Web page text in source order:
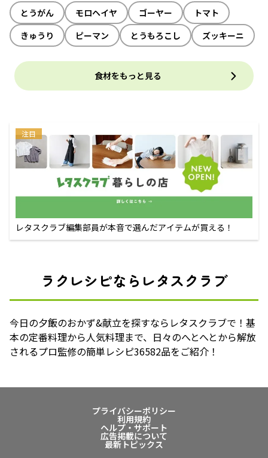
とうがん モロヘイヤ ゴーヤー
トマト
きゅうり
ピーマン とうもろこし ズッキーニ
食材をもっと見る
注目
レタスクラブ編集部員が本音で選んだアイテムが買える！
ラクレシピならレタスクラブ
今日の夕飯のおかず&献立を探すならレタスクラブで！基
本の定番料理から人気料理まで、日々のへとへとから解放
されるプロ監修の簡単レシピ36582品をご紹介！
プライバシーポリシー
利用規約
ヘルプ・サポート
広告掲載について
最新トピックス